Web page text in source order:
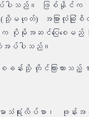
ပ်ပါသည်။ ဖြစ်နိုင်
မဟုတ်) အခြားလုံခ
မိုအဆင်ပြေစေမည် ဖြစ်
လိုအပ်ပါသည်။
ရဲစခန်းသို့ တိုင်ကြားထား
းလိပ်စာ၊ ဖုန်းအမှတ်မျ